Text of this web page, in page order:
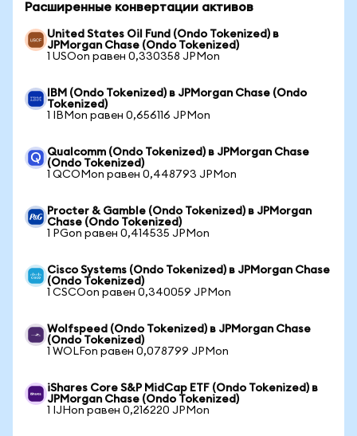
Расширенные конвертации активов
United States Oil Fund (Ondo Tokenized) в
JPMorgan Chase (Ondo Tokenized)
1 USOon равен 0,330358 JPMon
IBM (Ondo Tokenized) в JPMorgan Chase (Ondo
Tokenized)
1 IBMon равен 0,656116 JPMon
Qualcomm (Ondo Tokenized) в JPMorgan Chase
(Ondo Tokenized)
1 QCOMon равен 0,448793 JPMon
Procter & Gamble (Ondo Tokenized) в JPMorgan
Chase (Ondo Tokenized)
1 PGon равен 0,414535 JPMon
Cisco Systems (Ondo Tokenized) в JPMorgan Chase
(Ondo Tokenized)
1 CSCOon равен 0,340059 JPMon
Wolfspeed (Ondo Tokenized) в JPMorgan Chase
(Ondo Tokenized)
1 WOLFon равен 0,078799 JPMon
iShares Core S&P MidCap ETF (Ondo Tokenized) в
JPMorgan Chase (Ondo Tokenized)
1 IJHon равен 0,216220 JPMon